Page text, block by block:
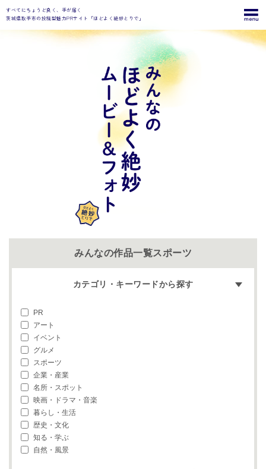
すべてにちょうど良く、手が届く
茨城県取手市の投稿型魅力PRサイト「ほどよく絶妙とりで」
みんなの作品一覧スポーツ
カテゴリ・キーワードから探す
PR
アート
イベント
グルメ
スポーツ
企業・産業
名所・スポット
映画・ドラマ・音楽
暮らし・生活
歴史・文化
知る・学ぶ
自然・風景